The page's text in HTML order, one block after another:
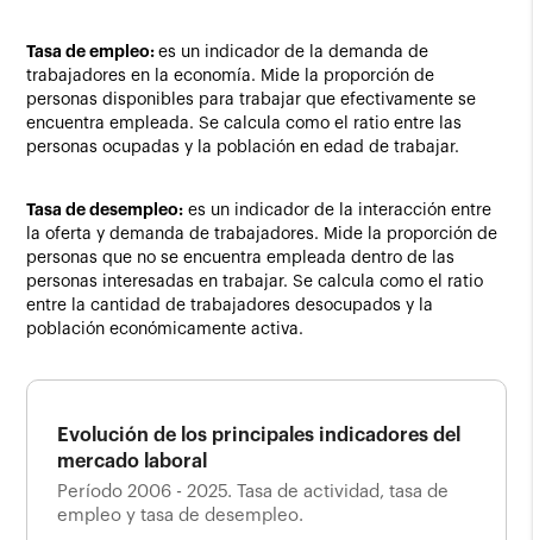
Tasa de empleo:es un indicador de la demanda de
trabajadores en la economía. Mide la proporción de
personas disponibles para trabajar que efectivamente se
encuentra empleada. Se calcula como el ratio entre las
personas ocupadas y la población en edad de trabajar.
Tasa de desempleo: es un indicador de la interacción entre
la oferta y demanda de trabajadores. Mide la proporción de
personas que no se encuentra empleada dentro de las
personas interesadas en trabajar. Se calcula como el ratio
entre la cantidad de trabajadores desocupados y la
población económicamente activa.
Evolución de los principales indicadores del
mercado laboral
Período 2006 - 2025. Tasa de actividad, tasa de
empleo y tasa de desempleo.